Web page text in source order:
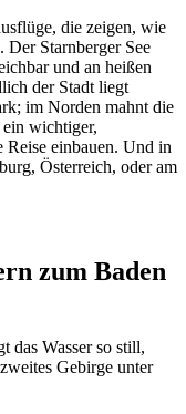
die zeigen, wie
Der Starnberger See
und an heißen
der Stadt liegt
im Norden mahnt die
wichtiger,
Reise einbauen. Und in
Österreich, oder am
zum Baden
das Wasser so still,
Gebirge unter